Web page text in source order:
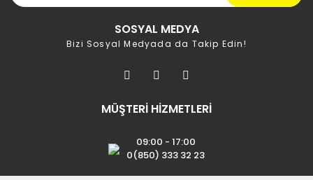
SOSYAL MEDYA
Bizi Sosyal Medyada da Takip Edin!
MÜŞTERİ HİZMETLERİ
09:00 - 17:00
0(850) 333 32 23